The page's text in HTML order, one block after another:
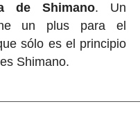
de Shimano. Un
un plus para el
sólo es el principio
Shimano.